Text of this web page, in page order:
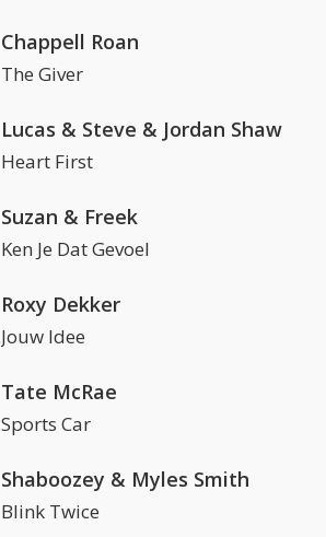
Chappell Roan
The Giver
Lucas & Steve & Jordan Shaw
Heart First
Suzan & Freek
Ken Je Dat Gevoel
Roxy Dekker
Jouw Idee
Tate McRae
Sports Car
Shaboozey & Myles Smith
Blink Twice